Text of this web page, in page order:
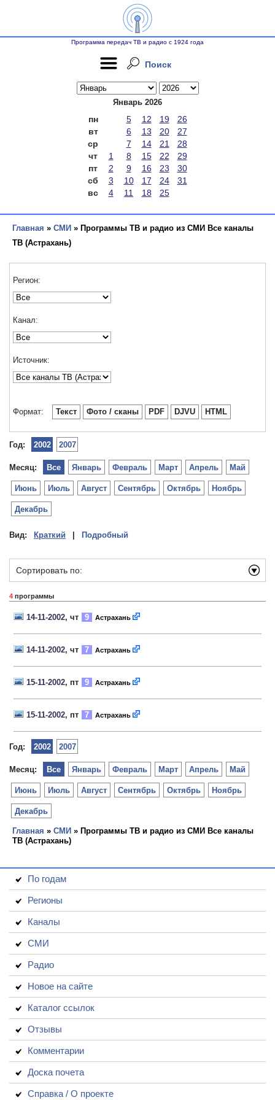
Программа передач ТВ и радио с 1924 года
Поиск
Январь 2026
пн 5 12 19
26
вт
6 13 20
27
ср
7 14 21
28
чт
1 8 15 22
29
пт
2 9 16 23
30
сб
3 10 17 24
31
вс
4 11 18 25
Главная » СМИ » Программы ТВ и радио из СМИ Все каналы
ТВ (Астрахань)
Регион:
Канал:
Источник:
Формат: Текст Фото / сканы PDF DJVU HTML
Год: 2002 2007
Месяц: Январь Февраль Март Апрель Май
Июнь Июль Август Сентябрь Октябрь Ноябрь
Декабрь
Все
Вид: Краткий Подробный
Сортировать по:
4 программы
14-11-2002, чт 9 Астрахань
14-11-2002, чт 7 Астрахань
15-11-2002, пт 9 Астрахань
15-11-2002, пт 7 Астрахань
Год: 2002 2007
Месяц: Январь Февраль Март Апрель Май
Июнь Июль Август Сентябрь Октябрь Ноябрь
Декабрь
Все
Главная » СМИ » Программы ТВ и радио из СМИ Все каналы
ТВ (Астрахань)
По годам
Регионы
Каналы
СМИ
Радио
Новое на сайте
Каталог ссылок
Отзывы
Комментарии
Доска почета
Справка / О проекте